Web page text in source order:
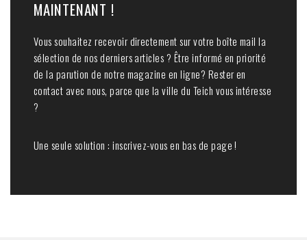
MAINTENANT !
Vous souhaitez recevoir directement sur votre boîte mail la
sélection de nos derniers articles ? Être informé en priorité
de la parution de notre magazine en ligne? Rester en
contact avec nous, parce que la ville du Teich vous intéresse
?
Une seule solution : inscrivez-vous en bas de page !